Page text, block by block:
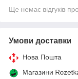
Ще немає відгуків
Умови доставки
Нова Пошта
Магазини